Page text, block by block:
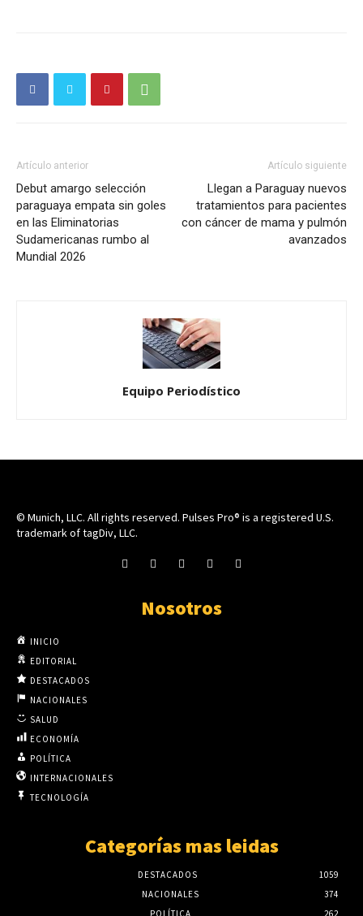
Artículo anterior
Debut amargo selección
paraguaya empata sin goles
en las Eliminatorias
Sudamericanas rumbo al
Mundial 2026
Artículo siguiente
Llegan a Paraguay nuevos
tratamientos para pacientes
con cáncer de mama y pulmón
avanzados
Equipo Periodístico
© Munich, LLC. All rights reserved. Pulses Pro® is a registered U.S.
trademark of tagDiv, LLC.
Nosotros
INICIO
EDITORIAL
DESTACADOS
NACIONALES
SALUD
ECONOMÍA
POLÍTICA
INTERNACIONALES
TECNOLOGÍA
Categorías mas leidas
DESTACADOS
1059
NACIONALES
374
POLÍTICA
262